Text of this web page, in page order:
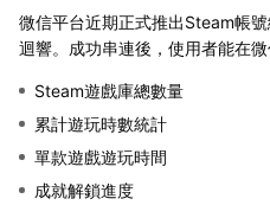
微信平台近期正式推出Steam帳
迴響。成功串連後，使用者能在
Steam遊戲庫總數量
累計遊玩時數統計
單款遊戲遊玩時間
成就解鎖進度